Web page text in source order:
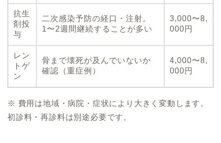
抗生
剤投
与
二次感染予防の経口・注射。
1〜2週間継続することが多い
3,000〜8,
000円
レン
トゲ
ン
骨まで壊死が及んでいないか
確認（重症例）
4,000〜8,
000円
※ 費用は地域・病院・症状により大きく変動します。
初診料・再診料は別途必要です。